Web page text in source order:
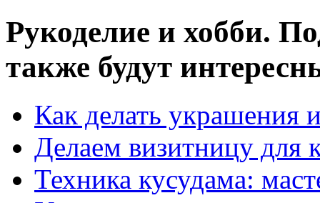
Рукоделие и хобби.
также будут
Как делать украшения
Делаем визитницу для
Техника кусудама: